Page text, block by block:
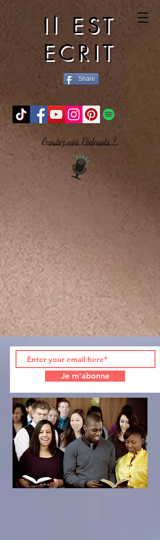
Il EST
ECRIT
Share
Ecoutez nos Podcasts !
Je m'abonne